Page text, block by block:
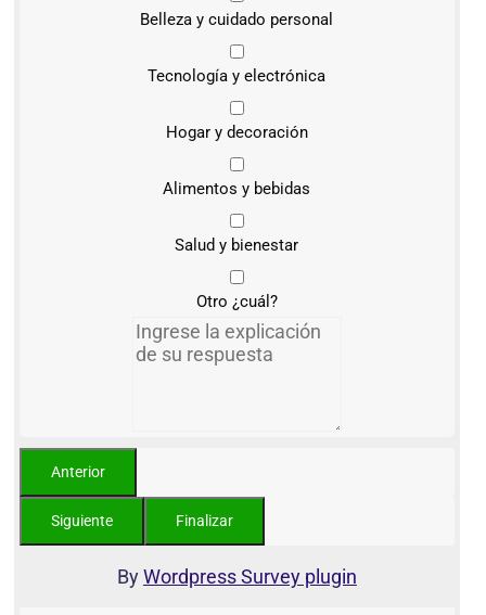
Belleza y cuidado personal
Tecnología y electrónica
Hogar y decoración
Alimentos y bebidas
Salud y bienestar
Otro ¿cuál?
ByWordpress Survey plugin